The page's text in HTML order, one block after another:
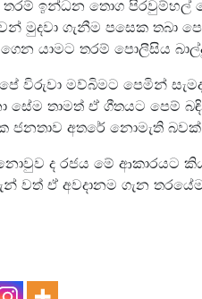
ඉන්ධන තොග පිරවුම්හල්
මුදවා ගැනීම පසෙක තබා
යාමට තරම් පොලීසිය
විරුවා මව්බිමට පෙමින්
සේම තාමත් ඒ ගීතයට පෙම්
ජනතාව අතරේ නොමැති
ද රජය මේ ආකාරයට
වත් ඒ අවදානම ගැන